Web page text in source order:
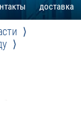
доставка